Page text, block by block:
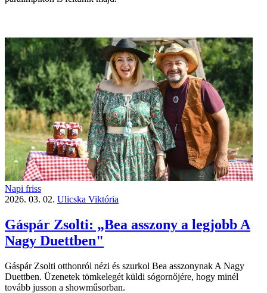
Napi friss
2026. 03. 02. Ulicska Viktória
Gáspár Zsolti: „Bea asszony a legjobb A
Nagy Duettben"
Gáspár Zsolti otthonról nézi és szurkol Bea asszonynak A Nagy
Duettben. Üzenetek tömkelegét küldi sógornőjére, hogy minél
tovább jusson a showműsorban.